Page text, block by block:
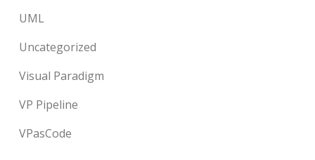
UML
Uncategorized
Visual Paradigm
VP Pipeline
VPasCode